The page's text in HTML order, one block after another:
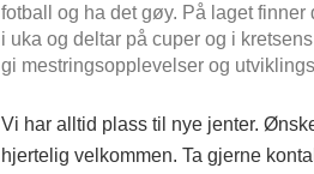
fotball og ha det gøy. På laget
i uka og deltar på cuper og i
gi mestringsopplevelser og
Vi har alltid plass til nye jenter.
hjertelig velkommen. Ta gjerne